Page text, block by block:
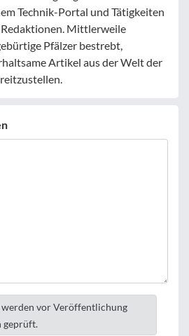
Technik-Portal und Tätigkeiten
Mittlerweile
Pfälzer bestrebt,
Artikel aus der Welt der
werden vor Veröffentlichung
geprüft.